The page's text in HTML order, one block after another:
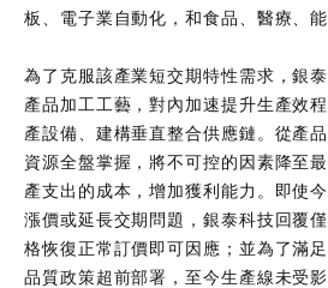
板、電子業自動化，和食品、醫療、能
為了克服該產業短交期特性需求，銀
產品加工工藝，對內加速提升生產效
產設備、建構垂直整合供應鏈。從產
資源全盤掌握，將不可控的因素降至
產支出的成本，增加獲利能力。即使
漲價或延長交期問題，銀泰科技回覆
格恢復正常訂價即可因應；並為了滿
品質政策超前部署，至今生產線未受影